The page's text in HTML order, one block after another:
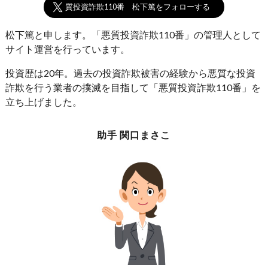
悪質投資詐欺110番 松下篤をフォローする
松下篤と申します。「悪質投資詐欺110番」の管理人として
サイト運営を行っています。
投資歴は20年。過去の投資詐欺被害の経験から悪質な投資
詐欺を行う業者の撲滅を目指して「悪質投資詐欺110番」を
立ち上げました。
助手 関口まさこ